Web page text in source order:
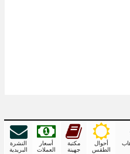
مكتبة
جهينة
أسعار
العملات
النشرة
البريدية